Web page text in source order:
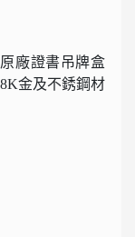
廠證書吊牌盒
金及不銹鋼材